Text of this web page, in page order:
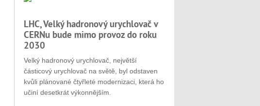
LHC, Velký hadronový urychlovač v
CERNu bude mimo provoz do roku
2030
Velký hadronový urychlovač, největší
částicový urychlovač na světě, byl odstaven
kvůli plánované čtyřleté modernizaci, která ho
učiní desetkrát výkonnějším.